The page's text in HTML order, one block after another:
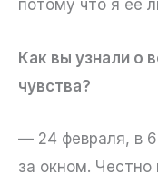
потому что я ее
Как вы узнали о
чувства?
— 24 февраля, в
за окном. Честно